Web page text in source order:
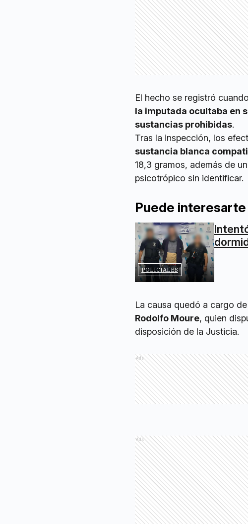
El hecho se registró
la imputada ocultaba en
sustancias prohibidas.
Tras la inspección, los
sustancia blanca
18,3 gramos, además de
psicotrópico sin identificar.
Puede interesarte
POLICIALES
La causa quedó a cargo
Rodolfo Moure, quien
disposición de la Justicia.
Ads
Ads